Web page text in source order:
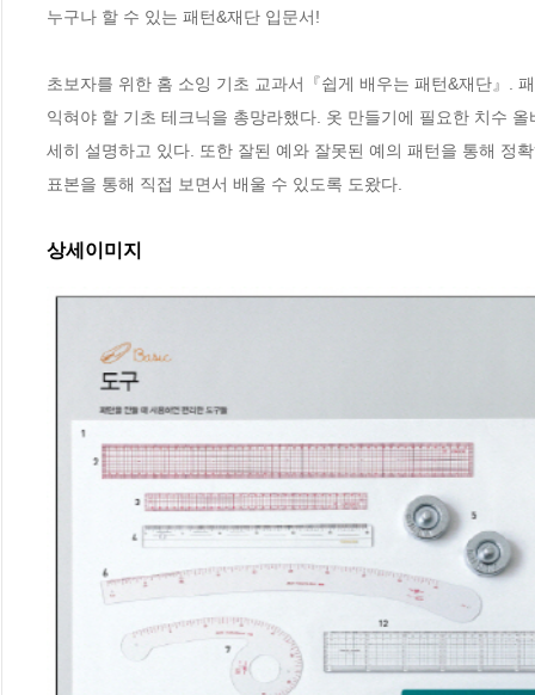
누구나 할 수 있는 패턴&재단 입문서!
초보자를 위한 홈 소잉 기초 교과서『쉽게 배우는 패턴&재단』.
익혀야 할 기초 테크닉을 총망라했다. 옷 만들기에 필요한 치수
세히 설명하고 있다. 또한 잘된 예와 잘못된 예의 패턴을 통해 정
표본을 통해 직접 보면서 배울 수 있도록 도왔다.
상세이미지